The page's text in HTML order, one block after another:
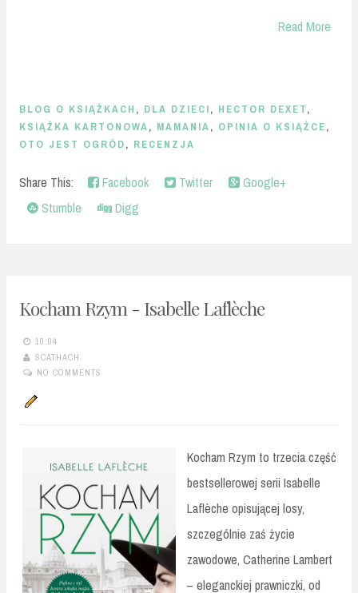
Read More
BLOG O KSIĄŻKACH , DLA DZIECI, HECTOR DEXET,
KSIĄŻKA KARTONOWA, MAMANIA, OPINIA O KSIĄŻCE,
OTO JEST OGRÓD, RECENZJA
Share This: Facebook Twitter
Google+
Stumble
Digg
Kocham Rzym - Isabelle Laflèche
10:04
SCATHACH
NO COMMENTS
Kocham Rzym to trzecia część
bestsellerowej serii Isabelle
Laflèche opisującej losy,
szczególnie zaś życie
zawodowe, Catherine Lambert
– eleganckiej prawniczki, od